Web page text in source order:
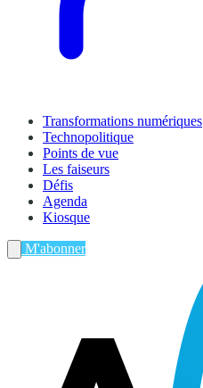
Transformations numériques
Technopolitique
Points de vue
Les faiseurs
Défis
Agenda
Kiosque
M'abonner